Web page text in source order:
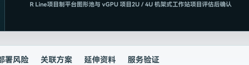
R Line项目制平台图形池与 vGPU 项目2U / 4U 机架式工作站项目评估后确认
署风险 关联方案 延伸资料 服务验证